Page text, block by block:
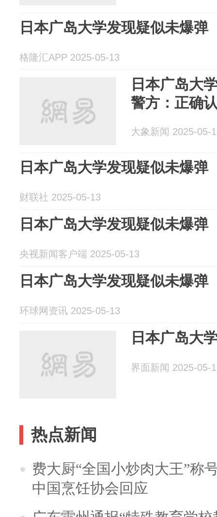
日本广岛大学发现疑似未爆弹
格隆汇APP 2025-05-13
日本广岛大
警方：正确
大象新闻 2025-05-
日本广岛大学发现疑似未爆弹
财联社 2025-05-13
日本广岛大学发现疑似未爆弹
央视新闻客户端 2025-05-13
日本广岛大学发现疑似未爆弹
环球网资讯 2025-05-13
日本广岛大
界面新闻 2025-05-
热点新闻
费大厨“全国小炒肉大王”称
中国烹饪协会回应